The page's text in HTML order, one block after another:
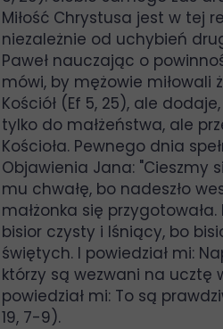
Miłość Chrystusa jest w tej
niezależnie od uchybień
Paweł nauczając o
mówi, by mężowie miłowali
Kościół (Ef 5, 25), ale
tylko do małżeństwa, ale
Kościoła. Pewnego dnia
Objawienia Jana: "Cieszmy
mu chwałę, bo nadeszło
małżonka się
bisior czysty i lśniący, bo
świętych. I powiedział mi:
którzy są wezwani na ucztę
powiedział mi: To są
19, 7-9).